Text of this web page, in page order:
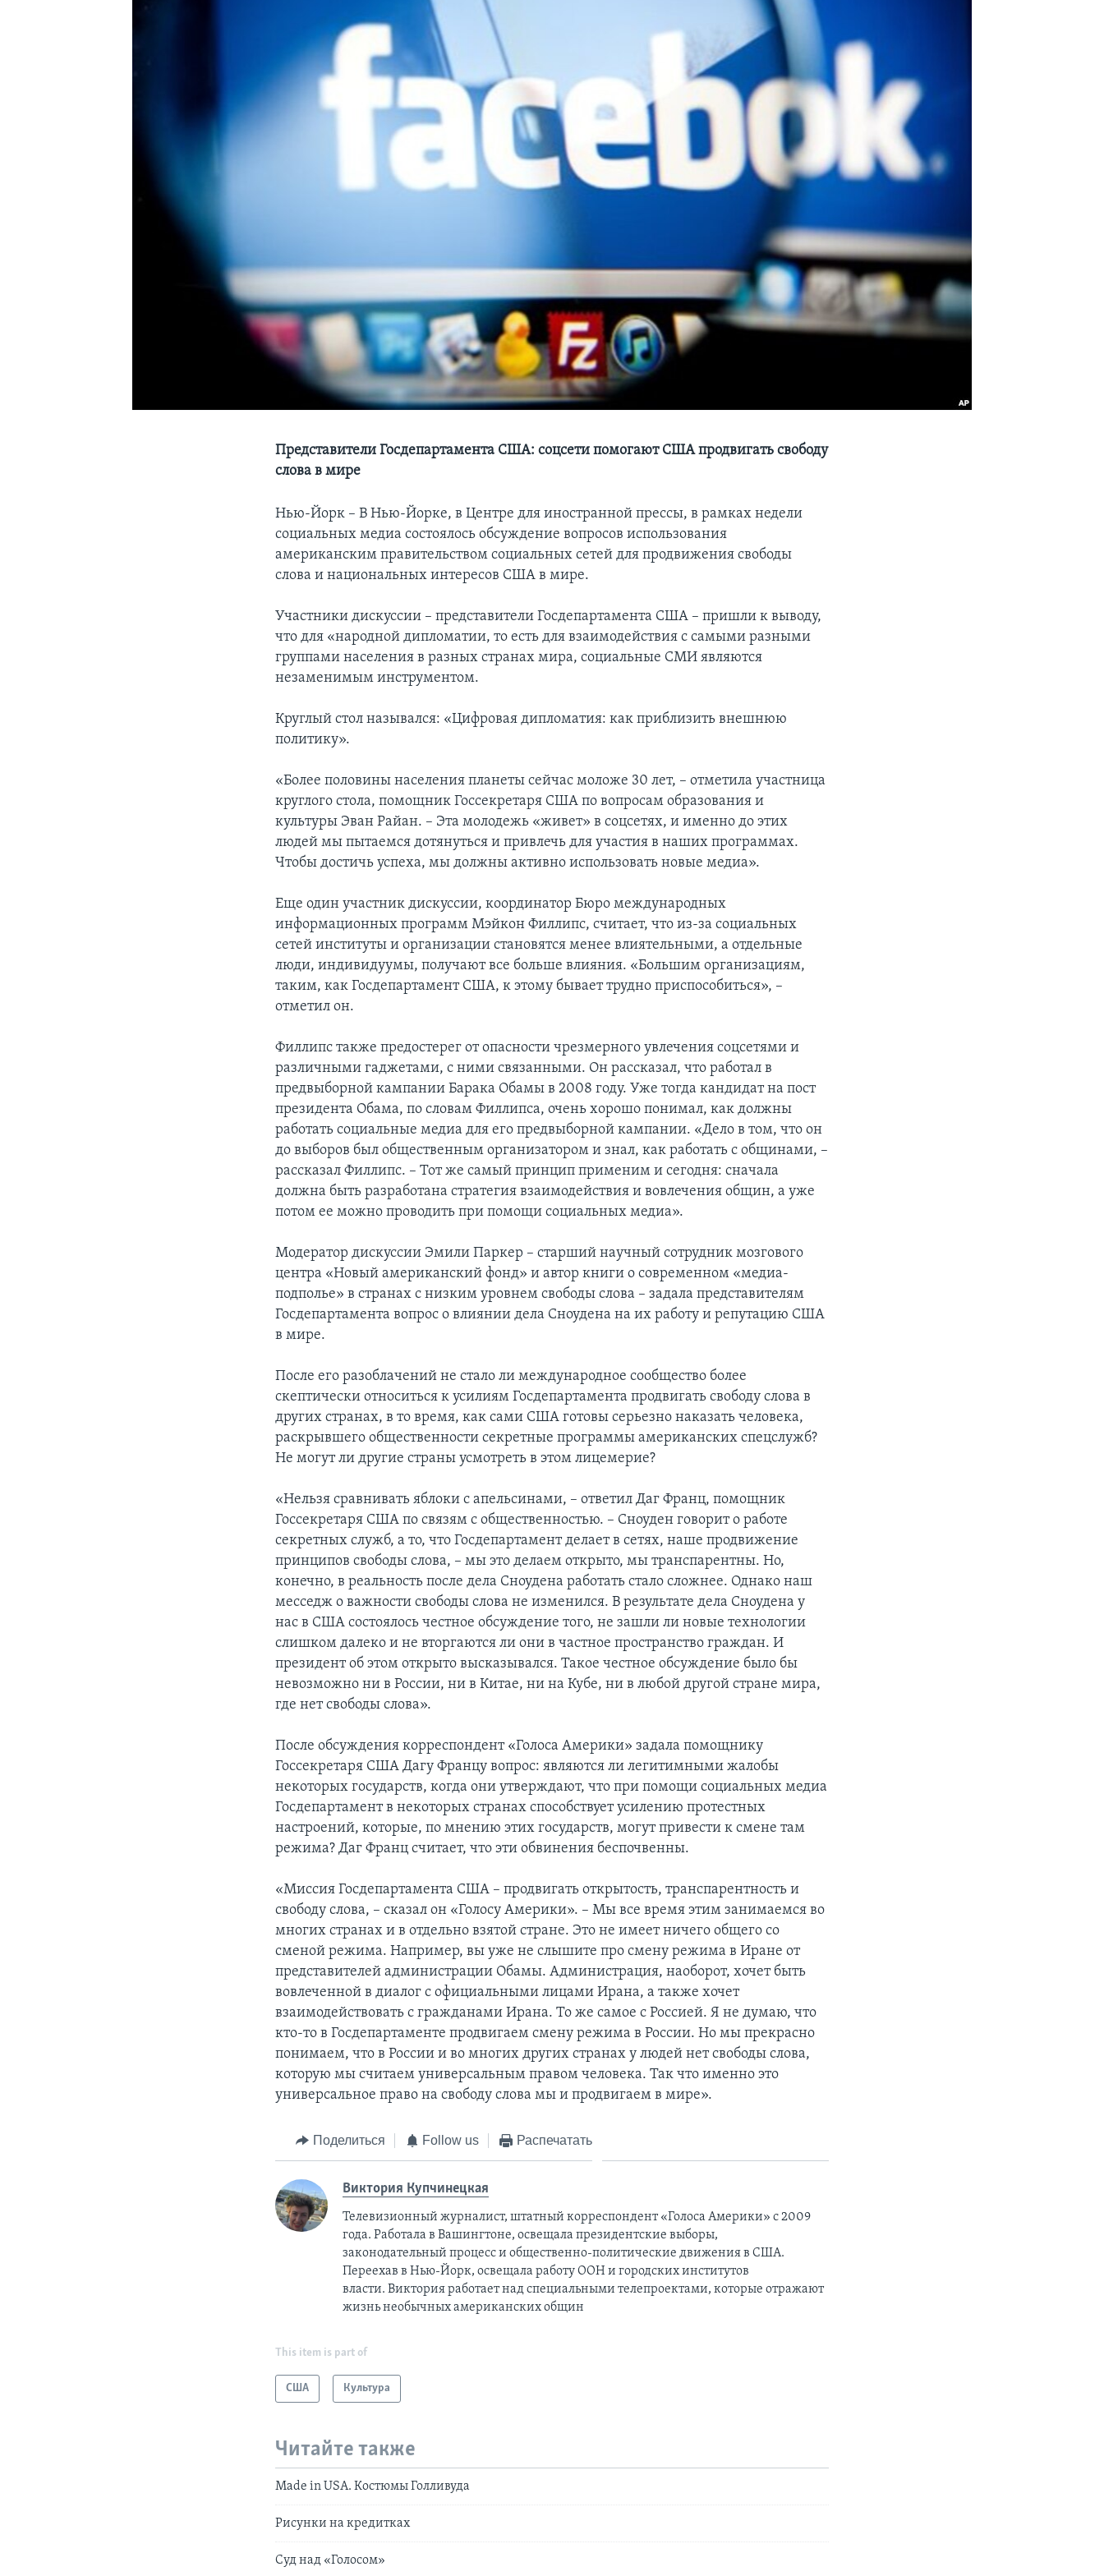
Представители Госдепартамента США: соцсети помогают США продвигать свободу
слова в мире
Нью-Йорк – В Нью-Йорке, в Центре для иностранной прессы, в рамках недели
социальных медиа состоялось обсуждение вопросов использования
американским правительством социальных сетей для продвижения свободы
слова и национальных интересов США в мире.
Участники дискуссии – представители Госдепартамента США – пришли к выводу,
что для «народной дипломатии, то есть для взаимодействия с самыми разными
группами населения в разных странах мира, социальные СМИ являются
незаменимым инструментом.
Круглый стол назывался: «Цифровая дипломатия: как приблизить внешнюю
политику».
«Более половины населения планеты сейчас моложе 30 лет, – отметила участница
круглого стола, помощник Госсекретаря США по вопросам образования и
культуры Эван Райан. – Эта молодежь «живет» в соцсетях, и именно до этих
людей мы пытаемся дотянуться и привлечь для участия в наших программах.
Чтобы достичь успеха, мы должны активно использовать новые медиа».
Еще один участник дискуссии, координатор Бюро международных
информационных программ Мэйкон Филлипс, считает, что из-за социальных
сетей институты и организации становятся менее влиятельными, а отдельные
люди, индивидуумы, получают все больше влияния. «Большим организациям,
таким, как Госдепартамент США, к этому бывает трудно приспособиться», –
отметил он.
Филлипс также предостерег от опасности чрезмерного увлечения соцсетями и
различными гаджетами, с ними связанными. Он рассказал, что работал в
предвыборной кампании Барака Обамы в 2008 году. Уже тогда кандидат на пост
президента Обама, по словам Филлипса, очень хорошо понимал, как должны
работать социальные медиа для его предвыборной кампании. «Дело в том, что он
до выборов был общественным организатором и знал, как работать с общинами, –
рассказал Филлипс. – Тот же самый принцип применим и сегодня: сначала
должна быть разработана стратегия взаимодействия и вовлечения общин, а уже
потом ее можно проводить при помощи социальных медиа».
Модератор дискуссии Эмили Паркер – старший научный сотрудник мозгового
центра «Новый американский фонд» и автор книги о современном «медиа-
подполье» в странах с низким уровнем свободы слова – задала представителям
Госдепартамента вопрос о влиянии дела Сноудена на их работу и репутацию США
в мире.
После его разоблачений не стало ли международное сообщество более
скептически относиться к усилиям Госдепартамента продвигать свободу слова в
других странах, в то время, как сами США готовы серьезно наказать человека,
раскрывшего общественности секретные программы американских спецслужб?
Не могут ли другие страны усмотреть в этом лицемерие?
«Нельзя сравнивать яблоки с апельсинами, – ответил Даг Франц, помощник
Госсекретаря США по связям с общественностью. – Сноуден говорит о работе
секретных служб, а то, что Госдепартамент делает в сетях, наше продвижение
принципов свободы слова, – мы это делаем открыто, мы транспарентны. Но,
конечно, в реальность после дела Сноудена работать стало сложнее. Однако наш
месседж о важности свободы слова не изменился. В результате дела Сноудена у
нас в США состоялось честное обсуждение того, не зашли ли новые технологии
слишком далеко и не вторгаются ли они в частное пространство граждан. И
президент об этом открыто высказывался. Такое честное обсуждение было бы
невозможно ни в России, ни в Китае, ни на Кубе, ни в любой другой стране мира,
где нет свободы слова».
После обсуждения корреспондент «Голоса Америки» задала помощнику
Госсекретаря США Дагу Францу вопрос: являются ли легитимными жалобы
некоторых государств, когда они утверждают, что при помощи социальных медиа
Госдепартамент в некоторых странах способствует усилению протестных
настроений, которые, по мнению этих государств, могут привести к смене там
режима? Даг Франц считает, что эти обвинения беспочвенны.
«Миссия Госдепартамента США – продвигать открытость, транспарентность и
свободу слова, – сказал он «Голосу Америки». – Мы все время этим занимаемся во
многих странах и в отдельно взятой стране. Это не имеет ничего общего со
сменой режима. Например, вы уже не слышите про смену режима в Иране от
представителей администрации Обамы. Администрация, наоборот, хочет быть
вовлеченной в диалог с официальными лицами Ирана, а также хочет
взаимодействовать с гражданами Ирана. То же самое с Россией. Я не думаю, что
кто-то в Госдепартаменте продвигаем смену режима в России. Но мы прекрасно
понимаем, что в России и во многих других странах у людей нет свободы слова,
которую мы считаем универсальным правом человека. Так что именно это
универсальное право на свободу слова мы и продвигаем в мире».
Поделиться Follow us Распечатать
Виктория Купчинецкая
Телевизионный журналист, штатный корреспондент «Голоса Америки» с 2009
года. Работала в Вашингтоне, освещала президентские выборы,
законодательный процесс и общественно-политические движения в США.
Переехав в Нью-Йорк, освещала работу ООН и городских институтов
власти. Виктория работает над специальными телепроектами, которые отражают
жизнь необычных американских общин
This item is part of
США Культура
Читайте также
Made in USA. Костюмы Голливуда
Рисунки на кредитках
Суд над «Голосом»